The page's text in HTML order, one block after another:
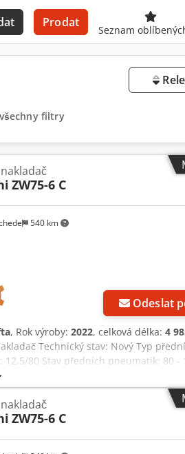
Prodat
Seznam
filtry
540 km
ZW75-6 C
Odeslat
, Rok výroby: 2022, celková délka: 4
Technický stav: Nový Typ
80 Stav předních pneumatik: 80 -
Stav zadních pneumatik: 80 - 100%
ZW75-6 C